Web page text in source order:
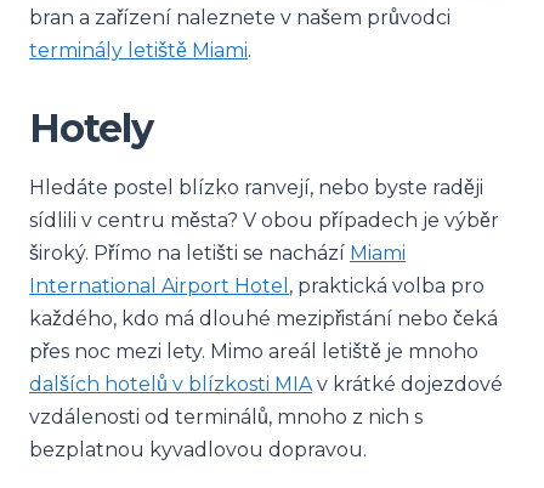
bran a zařízení naleznete v našem průvodci
terminály letiště Miami.
Hotely
Hledáte postel blízko ranvejí, nebo byste raději
sídlili v centru města? V obou případech je výběr
široký. Přímo na letišti se nachází Miami
International Airport Hotel , praktická volba pro
každého, kdo má dlouhé mezipřistání nebo čeká
přes noc mezi lety. Mimo areál letiště je mnoho
dalších hotelů v blízkosti MIAv krátké dojezdové
vzdálenosti od terminálů, mnoho z nich s
bezplatnou kyvadlovou dopravou.